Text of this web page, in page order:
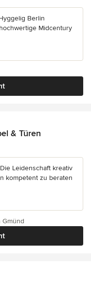
Berlin
Midcentury
& Türen
Sternen
Leidenschaft kreativ
kompetent zu beraten
Gmünd
Sternen